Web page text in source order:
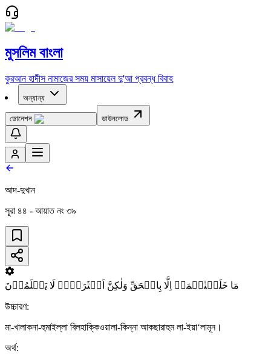
মুসলিম বাংলা
কুরআন হাদীস নামাজের সময় মাসায়েল দু'আ প্রবন্ধ বিবাহ
অন্যান্য
ডোনেশন ডাউনলোড
আদ-দুখান
সূরা ৪৪ - আয়াত নং ৩৯
مَا خَلَقۡنٰہُمَاۤ اِلَّا بِالۡحَقِّ وَلٰکِنَّ اَکۡثَرَہُمۡ لَا یَعۡلَمُوۡنَ
উচ্চারণ:
মা-খালাকনা-হুমাইল্লা বিলহাক্কিওয়ালা-কিন্না আকছারাহুম লা-ইয়া‘লামূন।
অর্থ: